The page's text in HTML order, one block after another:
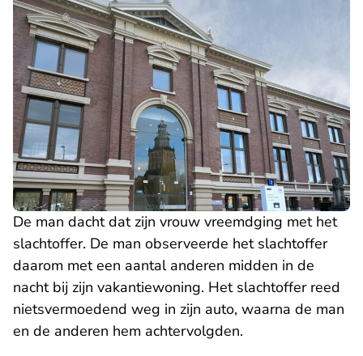
De man dacht dat zijn vrouw vreemdging met het
slachtoffer. De man observeerde het slachtoffer
daarom met een aantal anderen midden in de
nacht bij zijn vakantiewoning. Het slachtoffer reed
nietsvermoedend weg in zijn auto, waarna de man
en de anderen hem achtervolgden.